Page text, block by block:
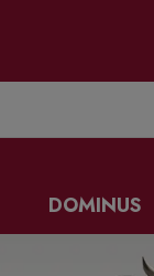
DOMINUS